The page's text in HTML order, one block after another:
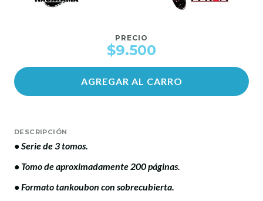
PRECIO
$9.500
AGREGAR AL CARRO
DESCRIPCIÓN
• Serie de 3 tomos.
• Tomo de aproximadamente 200 páginas.
• Formato tankoubon con sobrecubierta.